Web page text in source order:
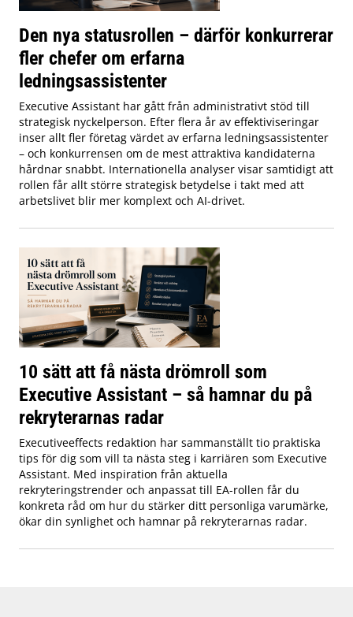
Den nya statusrollen – därför konkurrerar
fler chefer om erfarna
ledningsassistenter
Executive Assistant har gått från administrativt stöd till
strategisk nyckelperson. Efter flera år av effektiviseringar
inser allt fler företag värdet av erfarna ledningsassistenter
– och konkurrensen om de mest attraktiva kandidaterna
hårdnar snabbt. Internationella analyser visar samtidigt att
rollen får allt större strategisk betydelse i takt med att
arbetslivet blir mer komplext och AI-drivet.
10 sätt att få nästa drömroll som
Executive Assistant – så hamnar du på
rekryterarnas radar
Executiveeffects redaktion har sammanställt tio praktiska
tips för dig som vill ta nästa steg i karriären som Executive
Assistant. Med inspiration från aktuella
rekryteringstrender och anpassat till EA-rollen får du
konkreta råd om hur du stärker ditt personliga varumärke,
ökar din synlighet och hamnar på rekryterarnas radar.